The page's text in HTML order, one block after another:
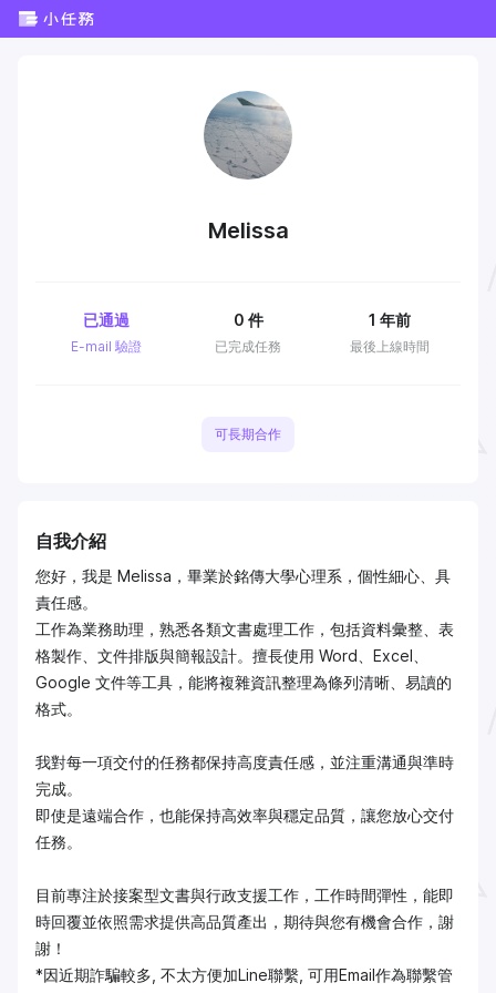
Melissa
E-mail 驗證
已通過
已完成任務
0 件
最後上線時間
1 年前
可長期合作
自我介紹
您好，我是 Melissa，畢業於銘傳大學心理系，個性細心、具
責任感。
工作為業務助理，熟悉各類文書處理工作，包括資料彙整、表
格製作、文件排版與簡報設計。擅長使用 Word、Excel、
Google 文件等工具，能將複雜資訊整理為條列清晰、易讀的
格式。
我對每一項交付的任務都保持高度責任感，並注重溝通與準時
完成。
即使是遠端合作，也能保持高效率與穩定品質，讓您放心交付
任務。
目前專注於接案型文書與行政支援工作，工作時間彈性，能即
時回覆並依照需求提供高品質產出，期待與您有機會合作，謝
謝！
*因近期詐騙較多, 不太方便加Line聯繫, 可用Email作為聯繫管